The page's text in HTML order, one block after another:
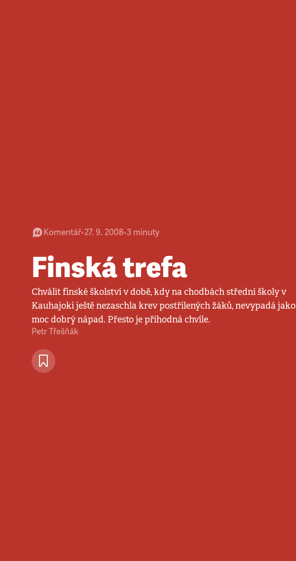
Komentář•27. 9. 2008•3 minuty
Finská trefa
Chválit finské školství v době, kdy na chodbách střední školy v
Kauhajoki ještě nezaschla krev postřílených žáků, nevypadá jako
moc dobrý nápad. Přesto je příhodná chvíle.
Petr Třešňák